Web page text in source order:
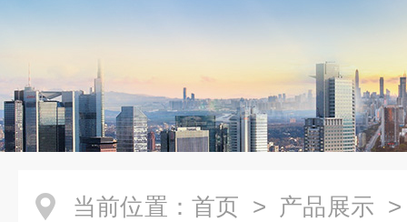
当前位置： 首页 > 产品展示